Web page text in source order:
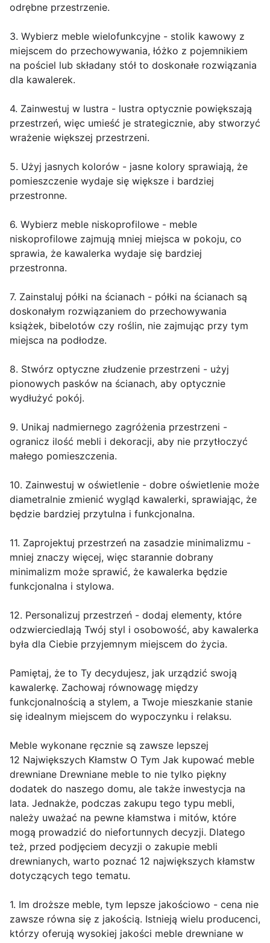
odrębne przestrzenie.
3. Wybierz meble wielofunkcyjne - stolik kawowy z
miejscem do przechowywania, łóżko z pojemnikiem
na pościel lub składany stół to doskonałe rozwiązania
dla kawalerek.
4. Zainwestuj w lustra - lustra optycznie powiększają
przestrzeń, więc umieść je strategicznie, aby stworzyć
wrażenie większej przestrzeni.
5. Użyj jasnych kolorów - jasne kolory sprawiają, że
pomieszczenie wydaje się większe i bardziej
przestronne.
6. Wybierz meble niskoprofilowe - meble
niskoprofilowe zajmują mniej miejsca w pokoju, co
sprawia, że kawalerka wydaje się bardziej
przestronna.
7. Zainstaluj półki na ścianach - półki na ścianach są
doskonałym rozwiązaniem do przechowywania
książek, bibelotów czy roślin, nie zajmując przy tym
miejsca na podłodze.
8. Stwórz optyczne złudzenie przestrzeni - użyj
pionowych pasków na ścianach, aby optycznie
wydłużyć pokój.
9. Unikaj nadmiernego zagróżenia przestrzeni -
ogranicz ilość mebli i dekoracji, aby nie przytłoczyć
małego pomieszczenia.
10. Zainwestuj w oświetlenie - dobre oświetlenie może
diametralnie zmienić wygląd kawalerki, sprawiając, że
będzie bardziej przytulna i funkcjonalna.
11. Zaprojektuj przestrzeń na zasadzie minimalizmu -
mniej znaczy więcej, więc starannie dobrany
minimalizm może sprawić, że kawalerka będzie
funkcjonalna i stylowa.
12. Personalizuj przestrzeń - dodaj elementy, które
odzwierciedlają Twój styl i osobowość, aby kawalerka
była dla Ciebie przyjemnym miejscem do życia.
Pamiętaj, że to Ty decydujesz, jak urządzić swoją
kawalerkę. Zachowaj równowagę między
funkcjonalnością a stylem, a Twoje mieszkanie stanie
się idealnym miejscem do wypoczynku i relaksu.
Meble wykonane ręcznie są zawsze lepszej
12 Największych Kłamstw O Tym Jak kupować meble
drewniane Drewniane meble to nie tylko piękny
dodatek do naszego domu, ale także inwestycja na
lata. Jednakże, podczas zakupu tego typu mebli,
należy uważać na pewne kłamstwa i mitów, które
mogą prowadzić do niefortunnych decyzji. Dlatego
też, przed podjęciem decyzji o zakupie mebli
drewnianych, warto poznać 12 największych kłamstw
dotyczących tego tematu.
1. Im droższe meble, tym lepsze jakościowo - cena nie
zawsze równa się z jakością. Istnieją wielu producenci,
którzy oferują wysokiej jakości meble drewniane w